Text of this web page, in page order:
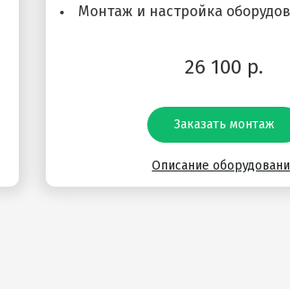
Монтаж и настройка
26 100 р.
Заказать монтаж
Описание